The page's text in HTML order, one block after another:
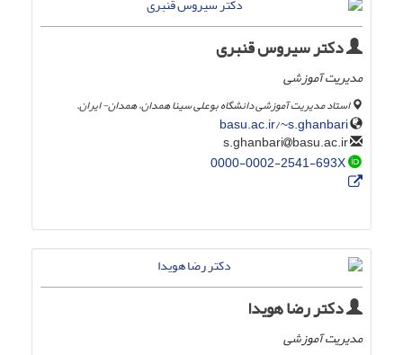
دکتر سیروس قنبری
مدیریت آموزشی
استاد مدیریت آموزشی دانشگاه بوعلی سینا همدان، همدان- ایران.
basu.ac.ir/~s.ghanbari
basu.ac.ir
0000-0002-2541-693X
دکتر رضا هویدا
مدیریت آموزشی